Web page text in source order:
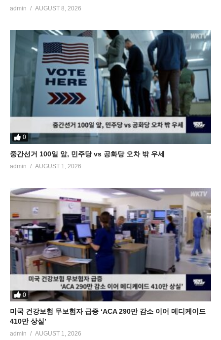
admin AUGUST 8, 2026
0
중간선거 100일 앞, 민주당 vs 공화당 오차 밖 우세
admin AUGUST 1, 2026
0
미국 건강보험 무보험자 급증 ‘ACA 290만 감소 이어 메디케이드
410만 상실’
admin AUGUST 1, 2026